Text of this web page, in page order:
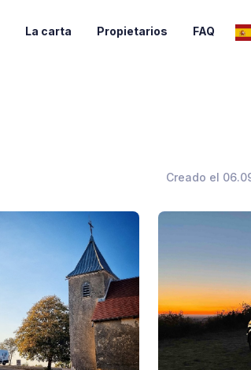
La carta Propietarios FAQ
Creado el